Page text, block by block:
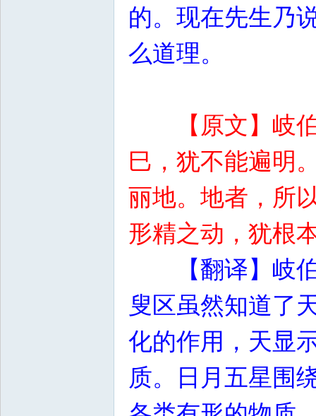
的。现在先生乃
么道理。
【原文】岐
巳，犹不能遍明
丽地。地者，所
形精之动，犹根
【翻译】岐
叟区虽然知道了
化的作用，天显
质。日月五星围